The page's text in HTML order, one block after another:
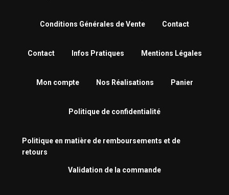
Conditions Générales de Vente Contact
Contact Infos Pratiques Mentions Légales
Mon compte Nos Réalisations Panier
Politique de confidentialité
Politique en matière de remboursements et de
retours
Validation de la commande